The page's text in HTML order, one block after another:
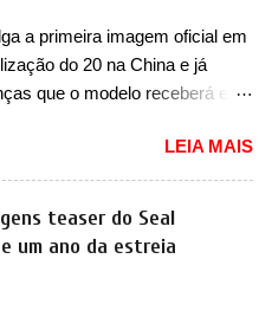
do que isso: ela é a prova viva
ganhando se mexe sim. Ao
ela...
geração feita do zero,
por suas formas
do Gol, outro Volkswagen
do Logus que chegava
de atraso. A invasão de 1994
franceses, alemães,
que chegaram
em nosso mercado. Os
a primeira imagem oficial em
do 20 na China e já
que o modelo receberá em
as primeiras mudanças
de hatch com SUV que é
chinês desde o
2024. Agora, o modelo passará
Vendido na Europa como 02
LEIA MAIS
teaser do Seal
um ano da estreia